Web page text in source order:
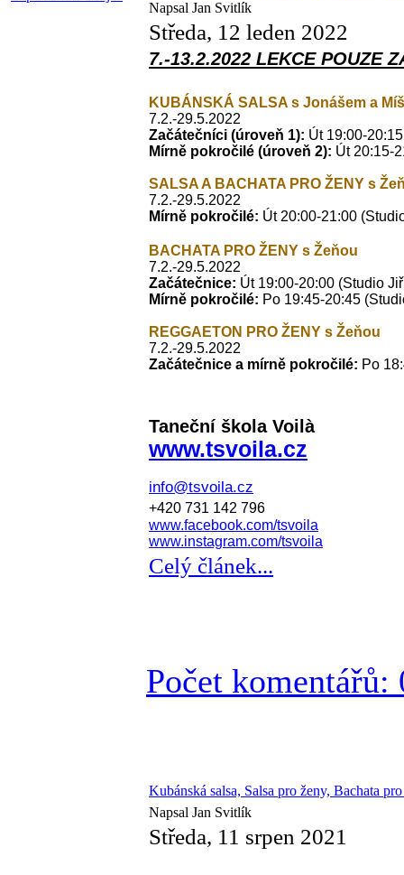
Napsal Jan Svitlík
Středa, 12 leden 2022
7.-13.2.2022 LEKCE POUZE
KUBÁNSKÁ SALSA s Jonášem a
7.2.-29.5.2022
Začátečníci (úroveň 1): Út 19:00-
Mírně pokročilé (úroveň 2): Út 20:15-
SALSA A BACHATA PRO ŽENY s
7.2.-29.5.2022
Mírně pokročilé: Út 20:00-21:00
BACHATA PRO ŽENY s Žeňou
7.2.-29.5.2022
Začátečnice: Út 19:00-20:00 (Studio
Mírně pokročilé: Po 19:45-20:45
REGGAETON PRO ŽENY s Žeňou
7.2.-29.5.2022
Začátečnice a mírně pokročilé: Po
Taneční škola Voilà
www.tsvoila.cz
info@tsvoila.cz
+420 731 142 796
www.facebook.com/tsvoila
www.instagram.com/tsvoila
Celý článek...
Počet komentářů:
Kubánská salsa, Salsa pro ženy, Bachata
Napsal Jan Svitlík
Středa, 11 srpen 2021